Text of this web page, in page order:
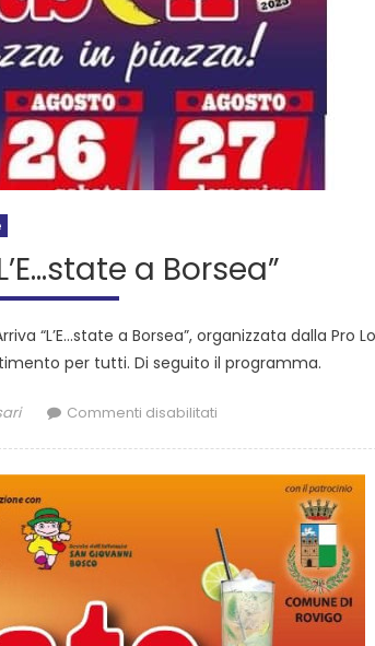
a Borsea”
“L’E…state a Borsea”, organizzata dalla Pro
per tutti. Di seguito il programma.
Commenti disabilitati